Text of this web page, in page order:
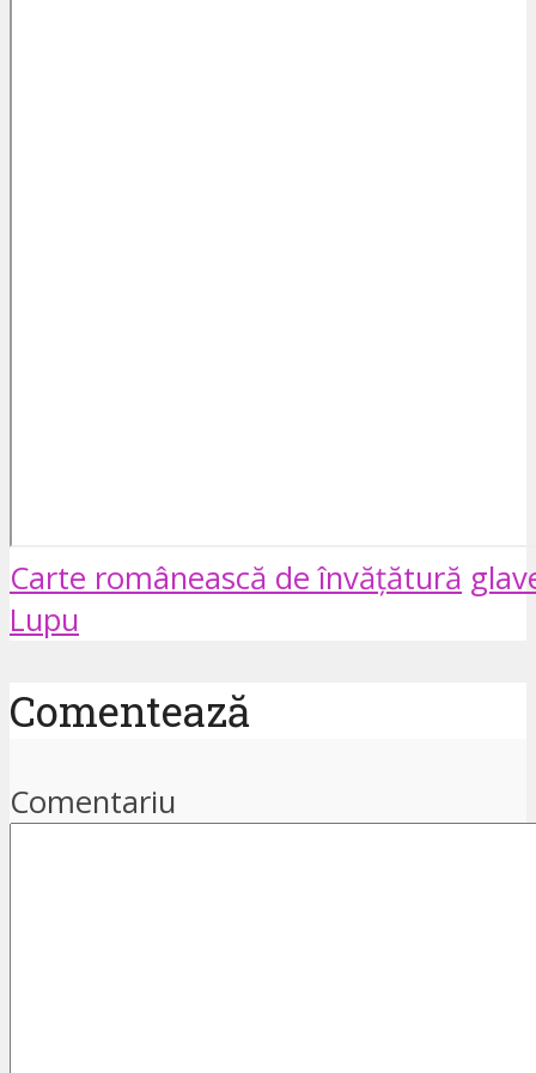
Carte românească de învățătură
Lupu
Comentează
Comentariu